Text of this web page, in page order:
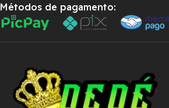
Métodos de pagamento: